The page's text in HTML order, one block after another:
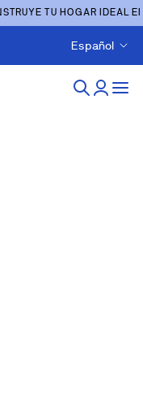
TU HOGAR IDEAL
Español